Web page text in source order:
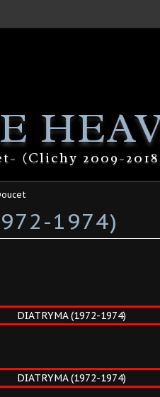
(Clichy 2009-
1974)